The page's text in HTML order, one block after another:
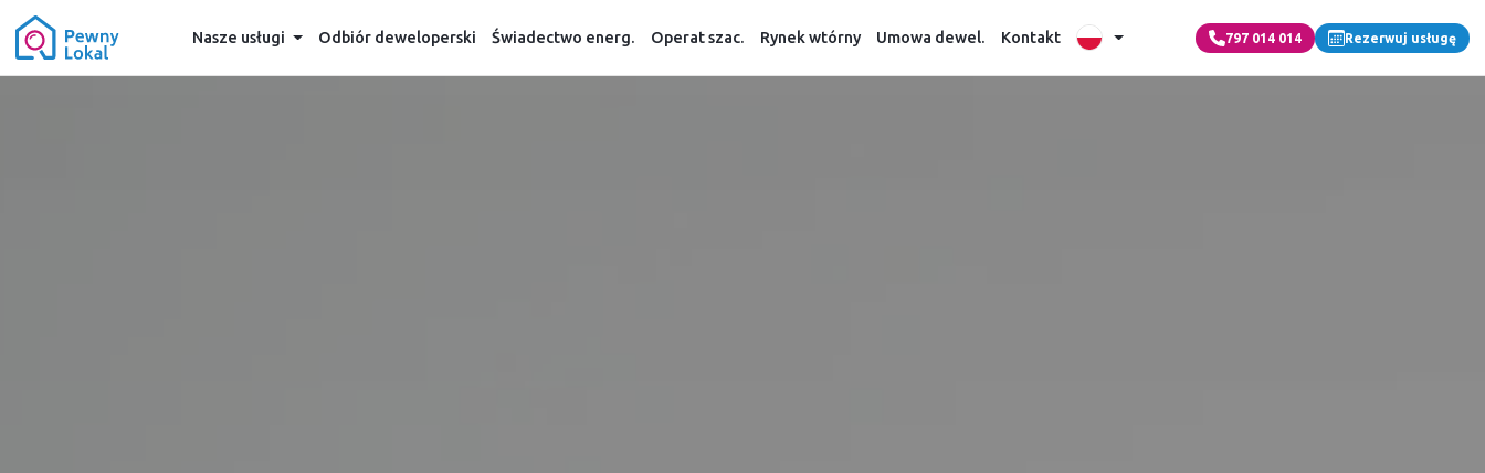
Nasze usługi Odbiór deweloperski Świadectwo energ. Operat szac. Rynek wtórny Umowa dewel. Kontakt 797 014 014 Rezerwuj usługę